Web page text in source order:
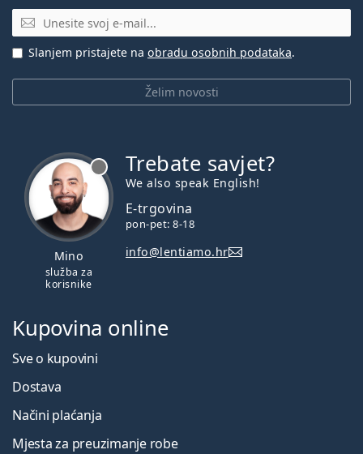
E-mail
Želim novosti
Slanjem pristajete na obradu osobnih podataka.
Mino
služba za
korisnike
Trebate savjet?
We also speak English!
E-trgovina
pon-pet: 8-18
info@lentiamo.hr
Kupovina online
Sve o kupovini
Dostava
Načini plaćanja
Mjesta za preuzimanje robe